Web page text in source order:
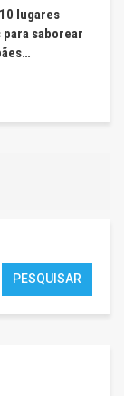
lugares
saborear
PESQUISAR